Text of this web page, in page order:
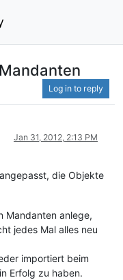
Log in to reply
Jan 31, 2012, 2:13 PM
die Objekte
Mandanten anlege,
jedes Mal alles neu
importiert beim
Erfolg zu haben.